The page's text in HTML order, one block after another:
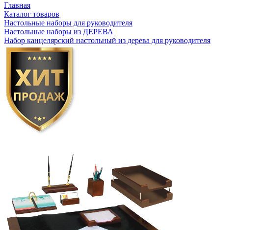
Главная
Каталог товаров
Настольные наборы для руководителя
Настольные наборы из ДЕРЕВА
Набор канцелярский настольный из дерева для руководителя